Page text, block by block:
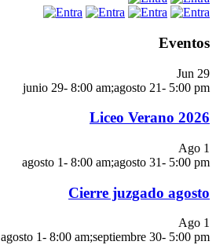
Eventos
Jun 29
junio 29- 8:00 am;agosto 21- 5:00 pm
Liceo Verano 2026
Ago 1
agosto 1- 8:00 am;agosto 31- 5:00 pm
Cierre juzgado agosto
Ago 1
agosto 1- 8:00 am;septiembre 30- 5:00 pm